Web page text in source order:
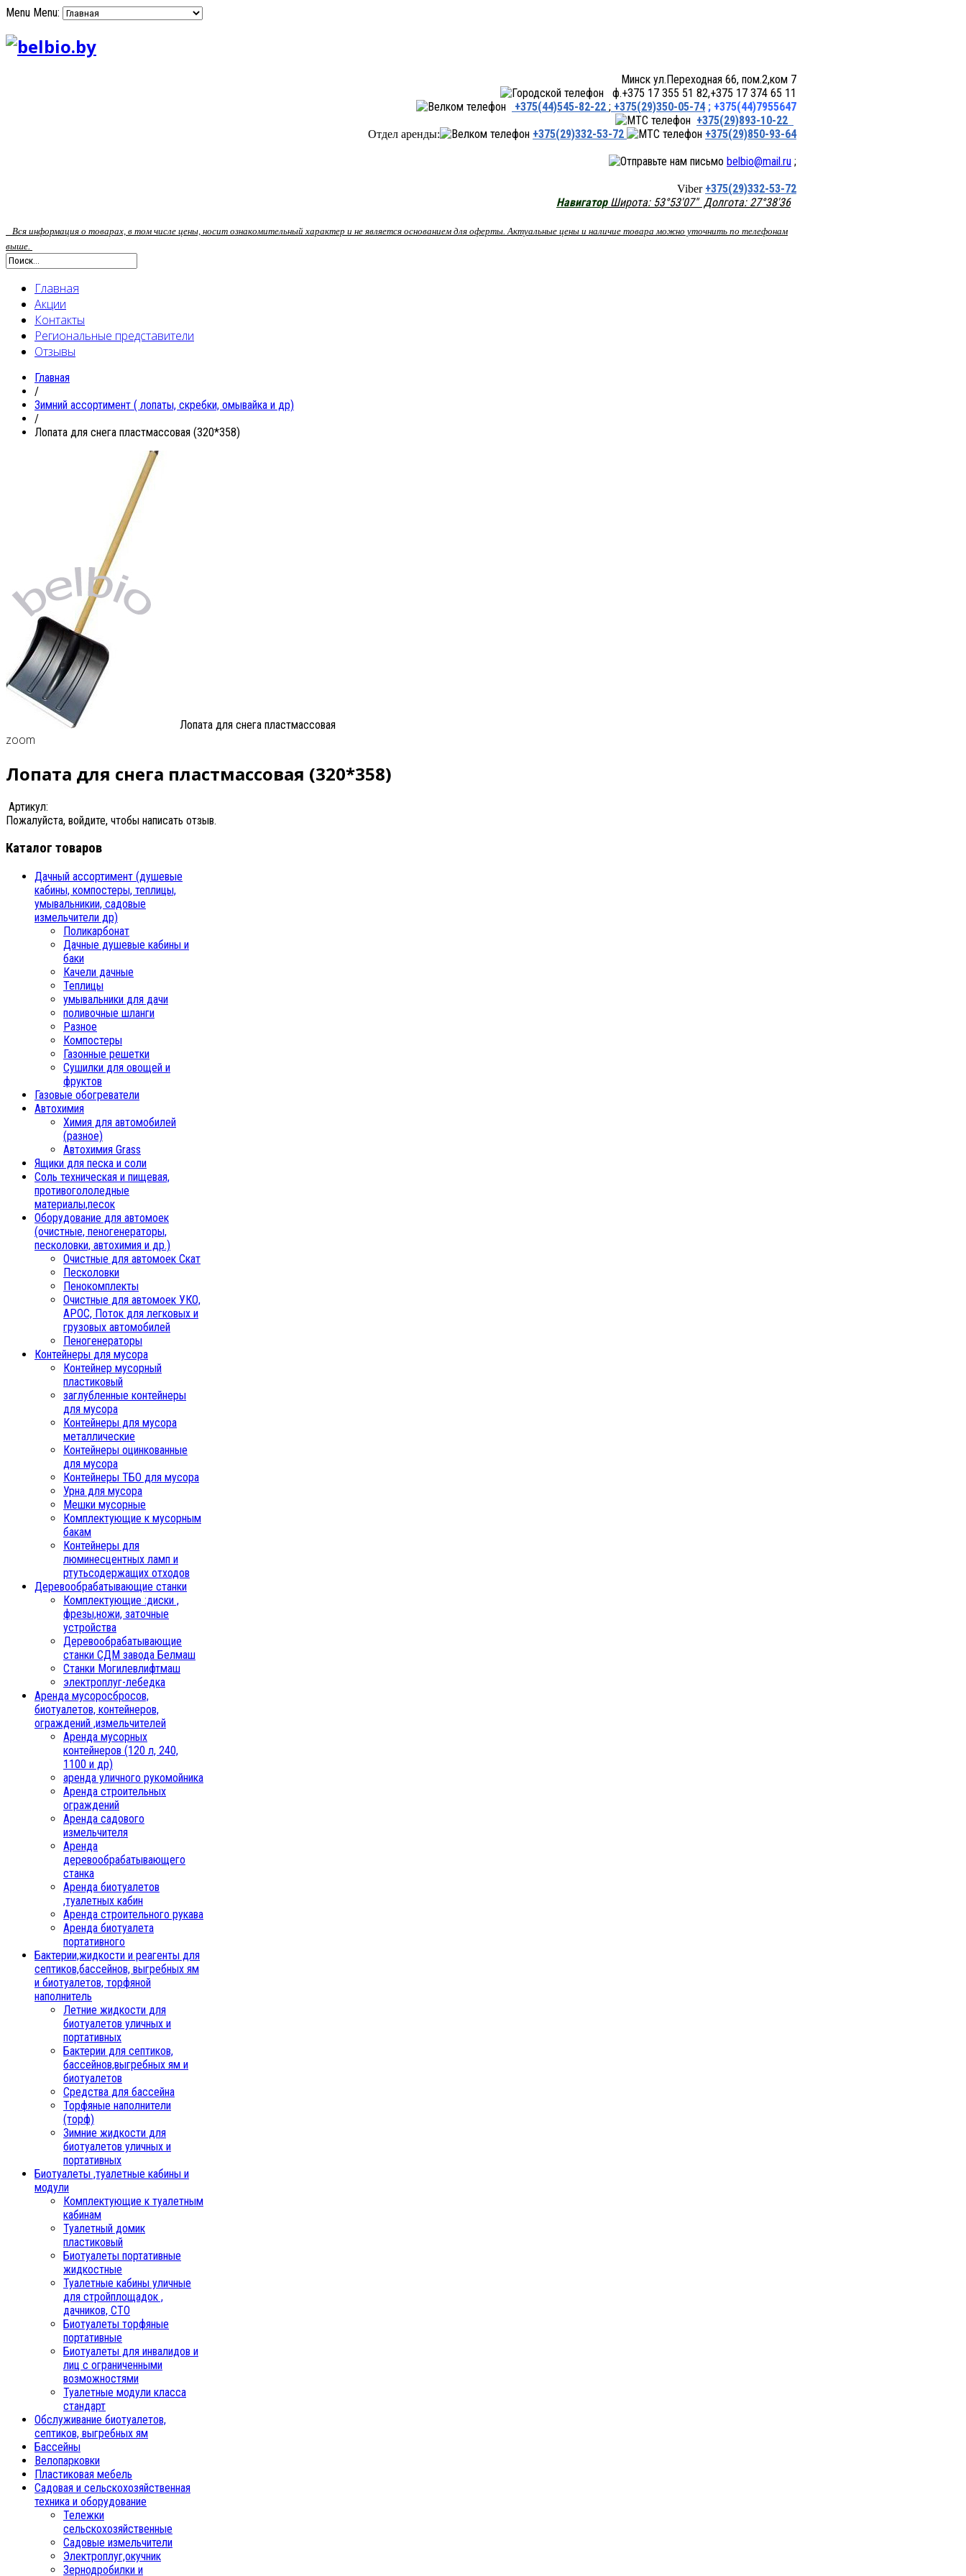
Menu Menu:
Минск ул.Переходная 66, пом.2,ком 7
ф.+375 17 355 51 82,+375 17 374 65 11
+375(44)545-82-22 ; +375(29)350-05-74 ; +375(44)7955647
+375(29)893-10-22
Отдел аренды: +375(29)332-53-72
+375(29)850-93-64
belbio@mail.ru ;
Viber +375(29)332-53-72
НавигаторШирота: 53°53'07" Долгота: 27°38'36
Вся информация о товарах, в том числе цены, носит ознакомительный характер и не является основанием для оферты. Актуальные цены и наличие товара можно уточнить по телефонам
выше.
Главная
Акции
Контакты
Региональные представители
Отзывы
Главная
/
Зимний ассортимент ( лопаты, скребки, омывайка и др)
/
Лопата для снега пластмассовая (320*358)
Лопата для снега пластмассовая
zoom
Лопата для снега пластмассовая (320*358)
Артикул:
Пожалуйста, войдите, чтобы написать отзыв.
Каталог товаров
Дачный ассортимент (душевые
кабины, компостеры, теплицы,
умывальникии, садовые
измельчители др)
Поликарбонат
Дачные душевые кабины и
баки
Качели дачные
Теплицы
умывальники для дачи
поливочные шланги
Разное
Компостеры
Газонные решетки
Сушилки для овощей и
фруктов
Газовые обогреватели
Автохимия
Химия для автомобилей
(разное)
Автохимия Grass
Ящики для песка и соли
Соль техническая и пищевая,
противогололедные
материалы,песок
Oборудование для автомоек
(очистные, пеногенераторы,
песколовки, автохимия и др.)
Очистные для автомоек Скат
Песколовки
Пенокомплекты
Очистные для автомоек УКО,
АРОС, Поток для легковых и
грузовых автомобилей
Пеногенераторы
Контейнеры для мусора
Контейнер мусорный
пластиковый
заглубленные контейнеры
для мусора
Контейнеры для мусора
металлические
Контейнеры оцинкованные
для мусора
Контейнеры ТБО для мусора
Урна для мусора
Мешки мусорные
Комплектующие к мусорным
бакам
Контейнеры для
люминесцентных ламп и
ртутьсодержащих отходов
Деревообрабатывающие станки
Комплектующие :диски ,
фрезы,ножи, заточные
устройства
Деревообрабатывающие
станки СДМ завода Белмаш
Станки Могилевлифтмаш
электроплуг-лебедка
Аренда мусоросбросов,
биотуалетов, контейнеров,
ограждений ,измельчителей
Аренда мусорных
контейнеров (120 л, 240,
1100 и др)
аренда уличного рукомойника
Аренда строительных
ограждений
Аренда садового
измельчителя
Аренда
деревообрабатывающего
станка
Аренда биотуалетов
,туалетных кабин
Аренда строительного рукава
Аренда биотуалета
портативного
Бактерии,жидкости и реагенты для
септиков,бассейнов, выгребных ям
и биотуалетов, торфяной
наполнитель
Летние жидкости для
биотуалетов уличных и
портативных
Бактерии для септиков,
бассейнов,выгребных ям и
биотуалетов
Средства для бассейна
Торфяные наполнители
(торф)
Зимние жидкости для
биотуалетов уличных и
портативных
Биотуалеты ,туалетные кабины и
модули
Комплектующие к туалетным
кабинам
Туалетный домик
пластиковый
Биотуалеты портативные
жидкостные
Туалетные кабины уличные
для стройплощадок ,
дачников, СТО
Биотуалеты торфяные
портативные
Биотуалеты для инвалидов и
лиц с ограниченными
возможностями
Туалетные модули класса
стандарт
Обслуживание биотуалетов,
септиков, выгребных ям
Бассейны
Велопарковки
Пластиковая мебель
Садовая и сельскохозяйственная
техника и оборудование
Тележки
сельскохозяйственные
Садовые измельчители
Электроплуг,окучник
Зернодробилки и